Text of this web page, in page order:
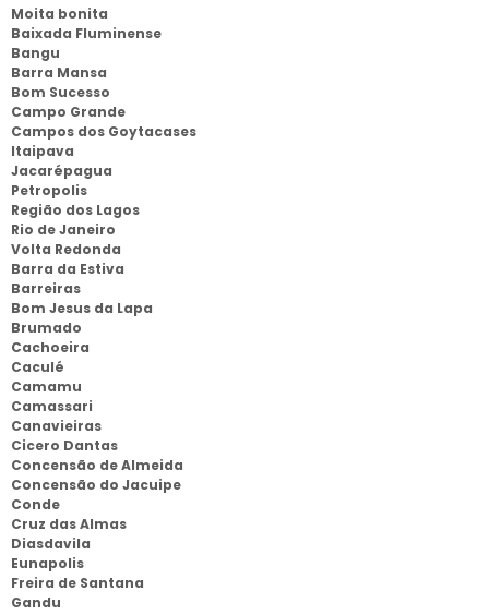
Moita bonita
Baixada Fluminense
Bangu
Barra Mansa
Bom Sucesso
Campo Grande
Campos dos Goytacases
Itaipava
Jacarépagua
Petropolis
Região dos Lagos
Rio de Janeiro
Volta Redonda
Barra da Estiva
Barreiras
Bom Jesus da Lapa
Brumado
Cachoeira
Caculé
Camamu
Camassari
Canavieiras
Cicero Dantas
Concensão de Almeida
Concensão do Jacuipe
Conde
Cruz das Almas
Diasdavila
Eunapolis
Freira de Santana
Gandu